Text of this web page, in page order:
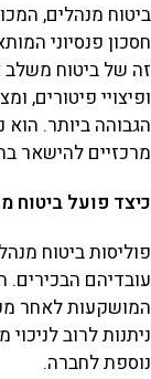
ביטוח מנהלים,
חסכון פנסיוני
זה של ביטוח משלב
ופיצויי פיטורים,
הגבוהה ביותר. הוא
מרכזיים להישאר
כיצד פועל ביטוח
פוליסות ביטוח
עובדיהם
המושקעות לאחר
ניתנות לרוב
נוספת לחברה.